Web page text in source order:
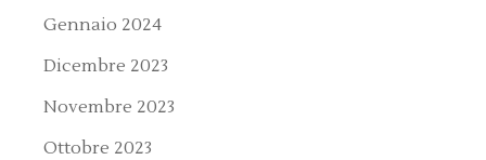
Gennaio 2024
Dicembre 2023
Novembre 2023
Ottobre 2023